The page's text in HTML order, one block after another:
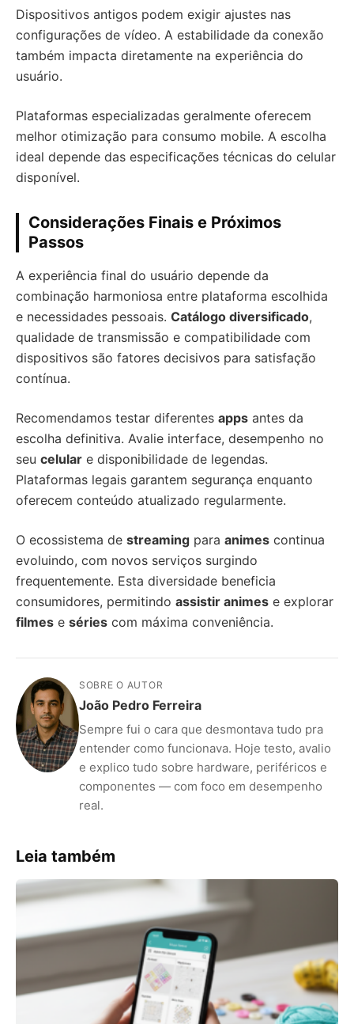
Dispositivos antigos podem exigir ajustes nas
configurações de vídeo. A estabilidade da conexão
também impacta diretamente na experiência do
usuário.
Plataformas especializadas geralmente oferecem
melhor otimização para consumo mobile. A escolha
ideal depende das especificações técnicas do celular
disponível.
Considerações Finais e Próximos
Passos
A experiência final do usuário depende da
combinação harmoniosa entre plataforma escolhida
e necessidades pessoais. Catálogo diversificado,
qualidade de transmissão e compatibilidade com
dispositivos são fatores decisivos para satisfação
contínua.
Recomendamos testar diferentes apps antes da
escolha definitiva. Avalie interface, desempenho no
seu celular e disponibilidade de legendas.
Plataformas legais garantem segurança enquanto
oferecem conteúdo atualizado regularmente.
O ecossistema de streaming para animes continua
evoluindo, com novos serviços surgindo
frequentemente. Esta diversidade beneficia
consumidores, permitindo assistir animes e explorar
filmes e séries com máxima conveniência.
SOBRE O AUTOR
João Pedro Ferreira
Sempre fui o cara que desmontava tudo pra
entender como funcionava. Hoje testo, avalio
e explico tudo sobre hardware, periféricos e
componentes — com foco em desempenho
real.
Leia também